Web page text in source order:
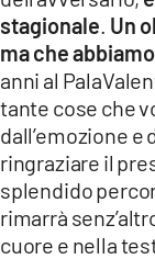
stagionale Un
ma che
anni al
tante cose che
dall’emozione
ringraziare il
splendido
rimarrà
cuore e nella